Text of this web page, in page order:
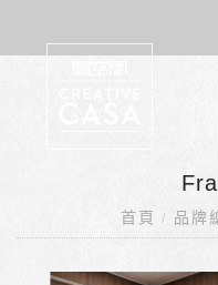
首頁 品牌